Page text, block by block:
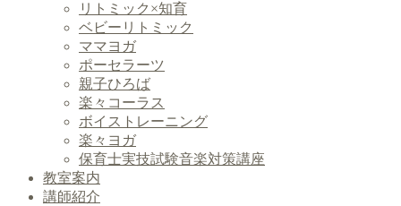
リトミック×知育
ベビーリトミック
ママヨガ
ポーセラーツ
親子ひろば
楽々コーラス
ボイストレーニング
楽々ヨガ
保育士実技試験音楽対策講座
教室案内
講師紹介